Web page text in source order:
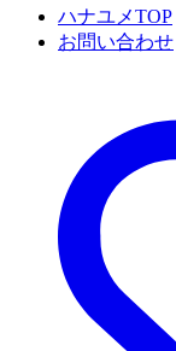
ハナユメTOP
お問い合わせ